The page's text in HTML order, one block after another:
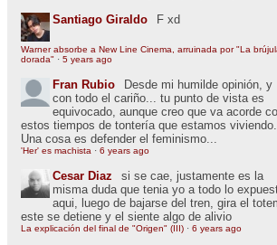
Santiago Giraldo F xd
Warner absorbe a New Line Cinema, arruinada por "La
dorada" · 5 years ago
Fran Rubio
Desde mi humilde opinión, y
con todo el cariño... tu punto de vista es
equivocado, aunque creo que va acorde
estos tiempos de tontería que estamos viviendo.
Una cosa es defender el feminismo...
'Her' es machista · 6 years ago
Cesar Diaz
si se cae, justamente es la
misma duda que tenia yo a todo lo
aqui, luego de bajarse del tren, gira el
este se detiene y el siente algo de alivio
La explicación del final de "Origen" (III) · 6 years ago